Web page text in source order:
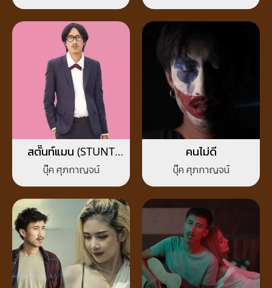
สตั๊นท์แมน (STUNT
MAN)
บุ๊ค ศุภกาญจน์
คนไม่ดี
บุ๊ค ศุภกาญจน์